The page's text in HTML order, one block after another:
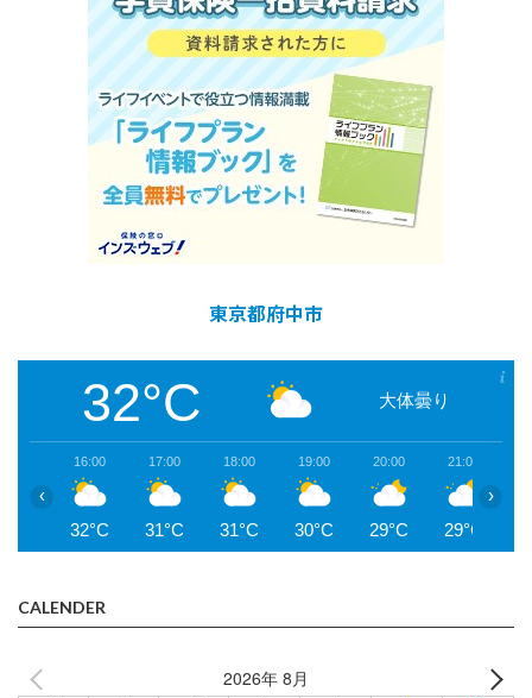
東京都府中市
32°C 大体曇り
16:00
32°C
17:00
31°C
18:00
31°C
19:00
30°C
20:00
29°C
21:00
29°C
‹ ›
CALENDER
2026年 8月